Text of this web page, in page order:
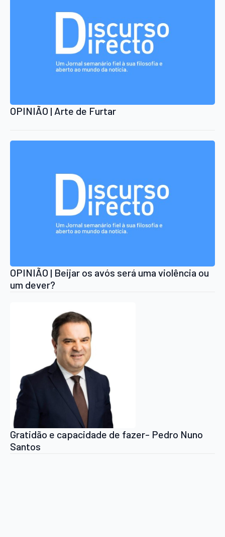
OPINIÃO | Arte de Furtar
OPINIÃO | Beijar os avós será uma violência ou
um dever?
Gratidão e capacidade de fazer- Pedro Nuno
Santos